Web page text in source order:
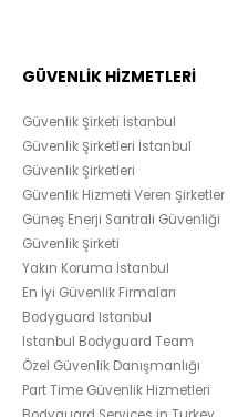
GÜVENLİK HİZMETLERİ
Güvenlik Şirketi İstanbul
Güvenlik Şirketleri İstanbul
Güvenlik Şirketleri
Güvenlik Hizmeti Veren Şirketler
Güneş Enerji Santrali Güvenliği
Güvenlik Şirketi
Yakın Koruma İstanbul
En İyi Güvenlik Firmaları
Bodyguard Istanbul
Istanbul Bodyguard Team
Özel Güvenlik Danışmanlığı
Part Time Güvenlik Hizmetleri